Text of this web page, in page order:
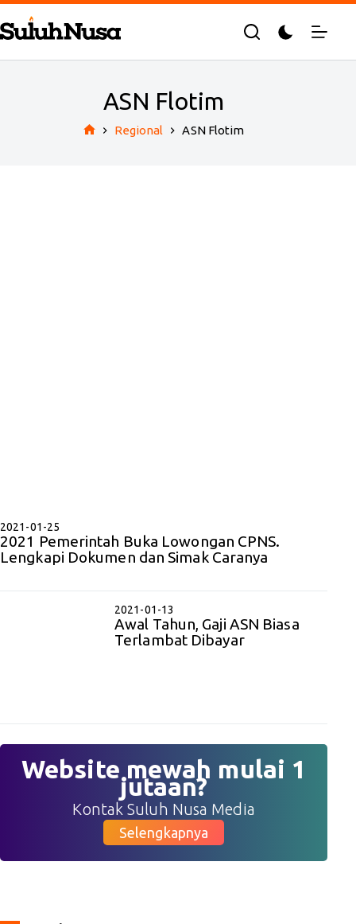
Skip
to
content
ASN Flotim
Regional ASN Flotim
2021-01-25
2021 Pemerintah Buka Lowongan CPNS.
Lengkapi Dokumen dan Simak Caranya
2021-01-13
Awal Tahun, Gaji ASN Biasa
Terlambat Dibayar
Website mewah mulai 1
jutaan?
Kontak Suluh Nusa Media
Selengkapnya